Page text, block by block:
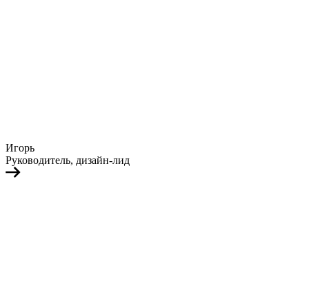
Игорь
Руководитель, дизайн-лид